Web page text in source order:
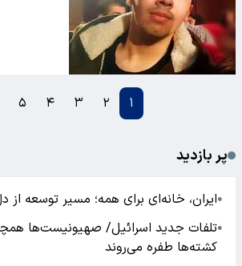
۱ ۲ ۳ ۴ ۵
پر بازدید
●ایران، خانه‌ای برای همه؛ مسیر توسعه
●تلفات جدید اسرائیل/ صهیونیست‌ها
کشته‌ها طفره می‌روند